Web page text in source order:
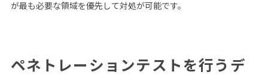
が最も必要な領域を優先して対処が可能です。
ペネトレーションテストを行うデ